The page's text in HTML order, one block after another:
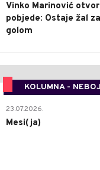
Vinko Marinović
pobjede: Ostaje žal
golom
KOLUMNA -
23.07.2026.
Mesi(ja)